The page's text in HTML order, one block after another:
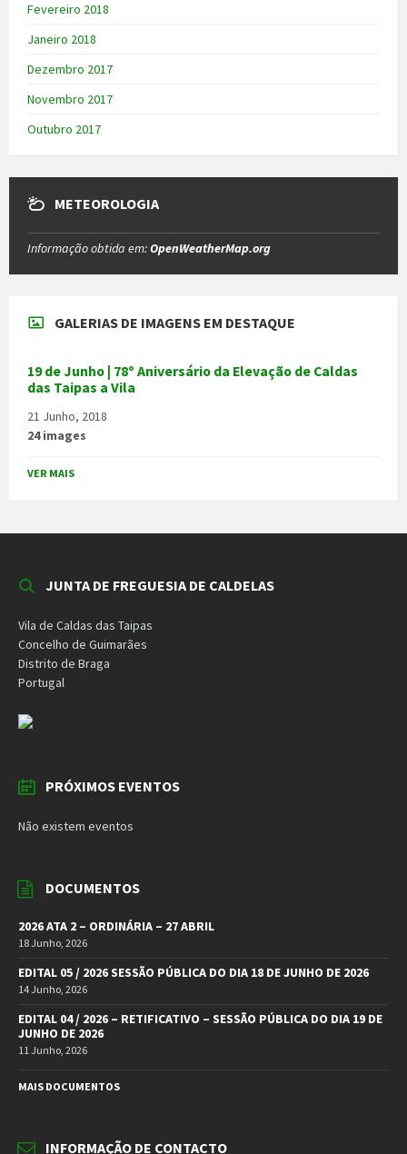
Fevereiro 2018
Janeiro 2018
Dezembro 2017
Novembro 2017
Outubro 2017
METEOROLOGIA
Informação obtida em:OpenWeatherMap.org
GALERIAS DE IMAGENS EM DESTAQUE
19 de Junho | 78º Aniversário da Elevação de Caldas
das Taipas a Vila
21 Junho, 2018
24 images
VER MAIS
JUNTA DE FREGUESIA DE CALDELAS
Vila de Caldas das Taipas
Concelho de Guimarães
Distrito de Braga
Portugal
PRÓXIMOS EVENTOS
Não existem eventos
DOCUMENTOS
2026 ATA 2 – ORDINÁRIA – 27 ABRIL
18 Junho, 2026
EDITAL 05 / 2026 SESSÃO PÚBLICA DO DIA 18 DE JUNHO DE 2026
14 Junho, 2026
EDITAL 04 / 2026 – RETIFICATIVO – SESSÃO PÚBLICA DO DIA 19 DE
JUNHO DE 2026
11 Junho, 2026
MAIS DOCUMENTOS
INFORMAÇÃO DE CONTACTO